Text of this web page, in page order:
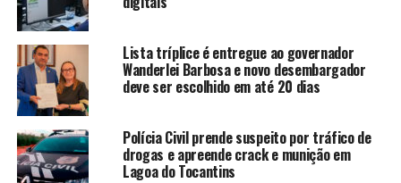
Lista tríplice é entregue ao governador
Wanderlei Barbosa e novo desembargador
deve ser escolhido em até 20 dias
Polícia Civil prende suspeito por tráfico de
drogas e apreende crack e munição em
Lagoa do Tocantins